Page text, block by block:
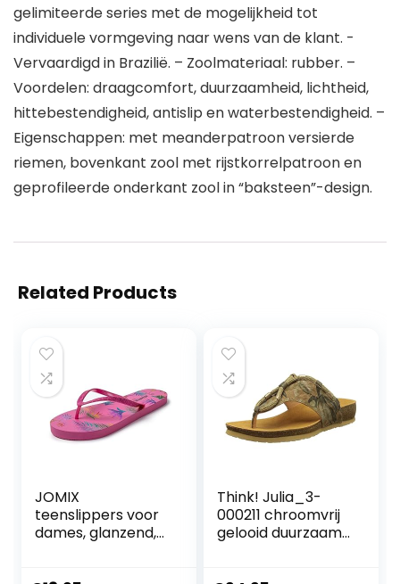
gelimiteerde series met de mogelijkheid tot
individuele vormgeving naar wens van de klant. -
Vervaardigd in Brazilië. – Zoolmateriaal: rubber. –
Voordelen: draagcomfort, duurzaamheid, lichtheid,
hittebestendigheid, antislip en waterbestendigheid. –
Eigenschappen: met meanderpatroon versierde
riemen, bovenkant zool met rijstkorrelpatroon en
geprofileerde onderkant zool in “baksteen”-design.
Related Products
JOMIX
teenslippers voor
dames, glanzend,
Think! Julia_3-
000211 chroomvrij
gelooid duurzaam